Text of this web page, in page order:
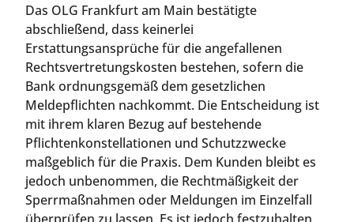
Das OLG Frankfurt am Main bestätigte
abschließend, dass keinerlei
Erstattungsansprüche für die angefallenen
Rechtsvertretungskosten bestehen, sofern die
Bank ordnungsgemäß dem gesetzlichen
Meldepflichten nachkommt. Die Entscheidung ist
mit ihrem klaren Bezug auf bestehende
Pflichtenkonstellationen und Schutzzwecke
maßgeblich für die Praxis. Dem Kunden bleibt es
jedoch unbenommen, die Rechtmäßigkeit der
Sperrmaßnahmen oder Meldungen im Einzelfall